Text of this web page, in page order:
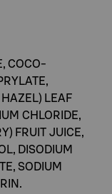
COCO-
LEAF
CHLORIDE,
FRUIT JUICE,
DISODIUM
SODIUM